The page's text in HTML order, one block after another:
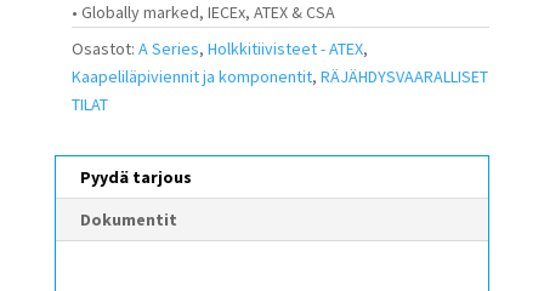
• Globally marked, IECEx, ATEX & CSA
Osastot: A Series, Holkkitiivisteet - ATEX,
Kaapeliläpiviennit ja komponentit, RÄJÄHDYSVAARALLISET
TILAT
Pyydä tarjous
Dokumentit